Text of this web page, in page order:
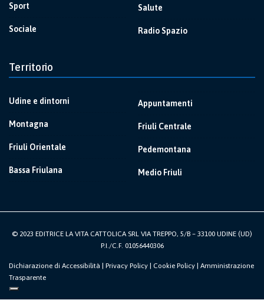
Sport
Sociale
Salute
Radio Spazio
Territorio
Udine e dintorni
Montagna
Friuli Orientale
Bassa Friulana
Appuntamenti
Friuli Centrale
Pedemontana
Medio Friuli
© 2023 EDITRICE LA VITA CATTOLICA SRL VIA TREPPO, 5/B – 33100 UDINE (UD)
P.I./C.F. 01056440306
Dichiarazione di Accessibilità | Privacy Policy | Cookie Policy | Amministrazione
Trasparente